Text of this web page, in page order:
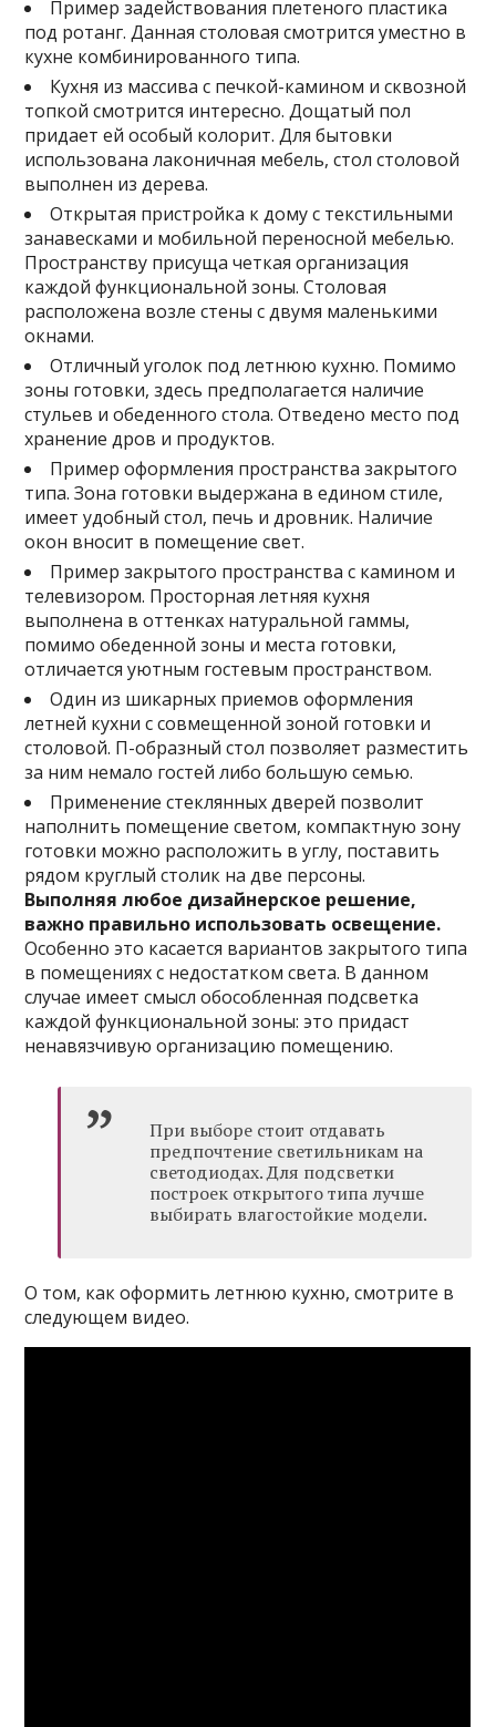
Пример задействования плетеного пластика
под ротанг. Данная столовая смотрится уместно в
кухне комбинированного типа.
Кухня из массива с печкой-камином и сквозной
топкой смотрится интересно. Дощатый пол
придает ей особый колорит. Для бытовки
использована лаконичная мебель, стол столовой
выполнен из дерева.
Открытая пристройка к дому с текстильными
занавесками и мобильной переносной мебелью.
Пространству присуща четкая организация
каждой функциональной зоны. Столовая
расположена возле стены с двумя маленькими
окнами.
Отличный уголок под летнюю кухню. Помимо
зоны готовки, здесь предполагается наличие
стульев и обеденного стола. Отведено место под
хранение дров и продуктов.
Пример оформления пространства закрытого
типа. Зона готовки выдержана в едином стиле,
имеет удобный стол, печь и дровник. Наличие
окон вносит в помещение свет.
Пример закрытого пространства с камином и
телевизором. Просторная летняя кухня
выполнена в оттенках натуральной гаммы,
помимо обеденной зоны и места готовки,
отличается уютным гостевым пространством.
Один из шикарных приемов оформления
летней кухни с совмещенной зоной готовки и
столовой. П-образный стол позволяет разместить
за ним немало гостей либо большую семью.
Применение стеклянных дверей позволит
наполнить помещение светом, компактную зону
готовки можно расположить в углу, поставить
рядом круглый столик на две персоны.
Выполняя любое дизайнерское решение,
важно правильно использовать освещение.
Особенно это касается вариантов закрытого типа
в помещениях с недостатком света. В данном
случае имеет смысл обособленная подсветка
каждой функциональной зоны: это придаст
ненавязчивую организацию помещению.
При выборе стоит отдавать
предпочтение светильникам на
светодиодах. Для подсветки
построек открытого типа лучше
выбирать влагостойкие модели.
О том, как оформить летнюю кухню, смотрите в
следующем видео.